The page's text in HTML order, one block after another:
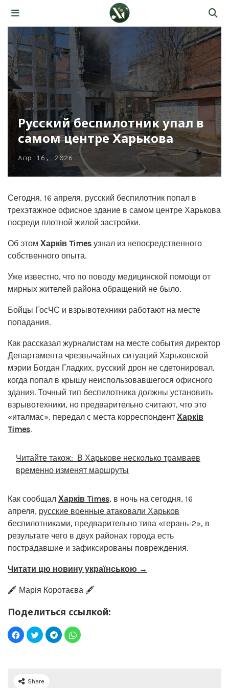
Русский беспилотник упал в
самом центре Харькова
Апр 16, 2026
Сегодня, 16 апреля, русский беспилотник попал в
трехэтажное офисное здание в самом центре Харькова
посреди плотной жилой застройки.
Об этом Харків Times узнал из непосредственного
собственного опыта.
Уже известно, что по поводу медицинской помощи от
мирных жителей района обращений не было.
Бойцы ГосЧС и взрывотехники работают на месте
попадания.
Как рассказал журналистам на месте события директор
Департамента чрезвычайных ситуаций Харьковской
мэрии Богдан Гладких, русский дрон не сдетонировал,
когда попал в крышу неиспользовавшегося офисного
здания. Точный тип беспилотника должны установить
взрывотехники, но предварительно считают, что это
«италмас», передал с места корреспондент Харків
Times.
Читайте також: В Харькове несколько трамваев
временно изменят маршруты
Как сообщал Харків Times, в ночь на сегодня, 16
апреля, русские военные атаковали Харьков
беспилотниками, предварительно типа «герань-2», в
результате чего в двух районах города есть
пострадавшие и зафиксированы повреждения.
Читати цю новину українською →
🖋️ Марія Коротаєва 🖋️
Поделиться ссылкой:
Share